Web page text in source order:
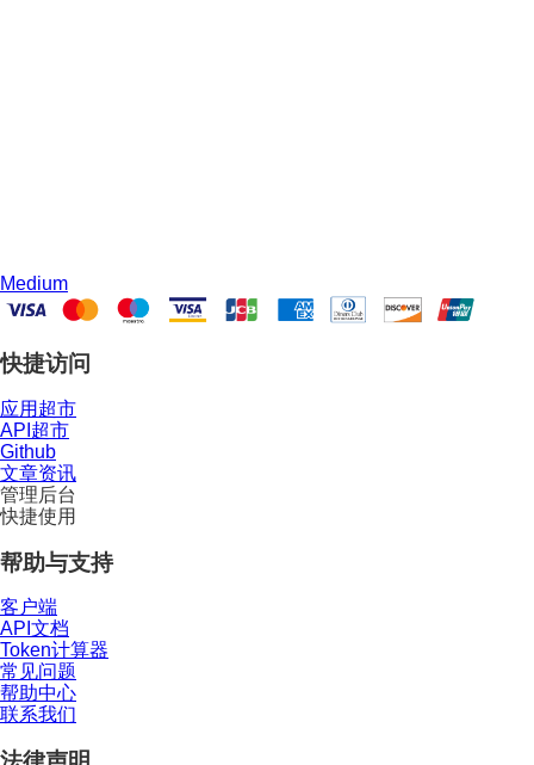
Medium
快捷访问
应用超市
API超市
Github
文章资讯
管理后台
快捷使用
帮助与支持
客户端
API文档
Token计算器
常见问题
帮助中心
联系我们